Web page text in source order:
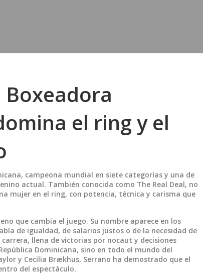
el ring y el
campeona mundial en siete categorías y una de
actual. También conocida como The Real Deal, no
mujer en el ring, con potencia, técnica y carisma que
que cambia el juego. Su nombre aparece en los
de igualdad, de salarios justos o de la necesidad de
llena de victorias por nocaut y decisiones
Dominicana, sino en todo el mundo del
y Cecilia Brækhus, Serrano ha demostrado que el
del espectáculo.